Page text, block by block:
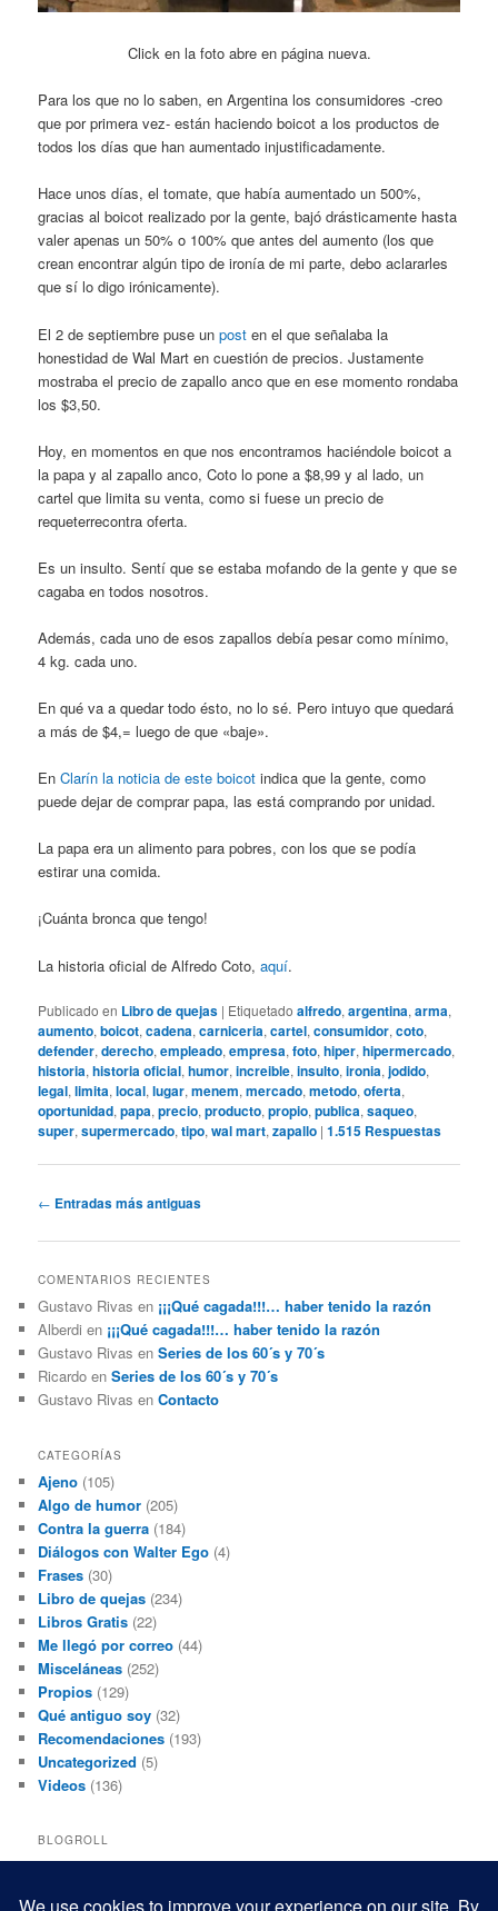
Click en la foto abre en página nueva.
Para los que no lo saben, en Argentina los consumidores -creo
que por primera vez- están haciendo boicot a los productos de
todos los días que han aumentado injustificadamente.
Hace unos días, el tomate, que había aumentado un 500%,
gracias al boicot realizado por la gente, bajó drásticamente hasta
valer apenas un 50% o 100% que antes del aumento (los que
crean encontrar algún tipo de ironía de mi parte, debo aclararles
que sí lo digo irónicamente).
El 2 de septiembre puse unpost en el que señalaba la
honestidad de Wal Mart en cuestión de precios. Justamente
mostraba el precio de zapallo anco que en ese momento rondaba
los $3,50.
Hoy, en momentos en que nos encontramos haciéndole boicot a
la papa y al zapallo anco, Coto lo pone a $8,99 y al lado, un
cartel que limita su venta, como si fuese un precio de
requeterrecontra oferta.
Es un insulto. Sentí que se estaba mofando de la gente y que se
cagaba en todos nosotros.
Además, cada uno de esos zapallos debía pesar como mínimo,
4 kg. cada uno.
En qué va a quedar todo ésto, no lo sé. Pero intuyo que quedará
a más de $4,= luego de que «baje».
EnClarín la noticia de este boicot indica que la gente, como
puede dejar de comprar papa, las está comprando por unidad.
La papa era un alimento para pobres, con los que se podía
estirar una comida.
¡Cuánta bronca que tengo!
La historia oficial de Alfredo Coto,aquí.
Publicado en Libro de quejas | Etiquetado alfredo,argentina,arma,
aumento,boicot,cadena,carniceria,cartel,consumidor,coto,
defender,derecho,empleado,empresa,foto,hiper,hipermercado,
historia,historia oficial,humor,increible,insulto,ironia,jodido,
legal,limita,local,lugar,menem,mercado,metodo,oferta,
oportunidad,papa,precio,producto,propio,publica,saqueo,
super,supermercado,tipo,wal mart,zapallo |1.515 Respuestas
Navegación
entradas
← Entradas más antiguas
COMENTARIOS RECIENTES
Gustavo Rivas en ¡¡¡Qué cagada!!!… haber tenido la razón
Alberdi en ¡¡¡Qué cagada!!!… haber tenido la razón
Gustavo Rivas enSeries de los 60´s y 70´s
Ricardo enSeries de los 60´s y 70´s
Gustavo Rivas enContacto
CATEGORÍAS
Ajeno (105)
Algo de humor (205)
Contra la guerra (184)
Diálogos con Walter Ego (4)
Frases (30)
Libro de quejas (234)
Libros Gratis (22)
Me llegó por correo (44)
Misceláneas (252)
Propios (129)
Qué antiguo soy (32)
Recomendaciones (193)
Uncategorized (5)
Videos (136)
BLOGROLL
Black and White Power